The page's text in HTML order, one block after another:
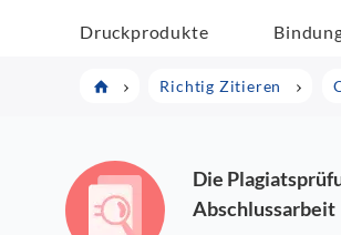
Druckprodukte
Richtig Zitieren
Die
Abschlussarbeit